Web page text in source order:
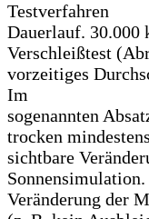
Testverfahren
Dauerlauf. 30.000
Verschleißtest
vorzeitiges
Im
sogenannten
trocken
sichtbare
Veränderung der